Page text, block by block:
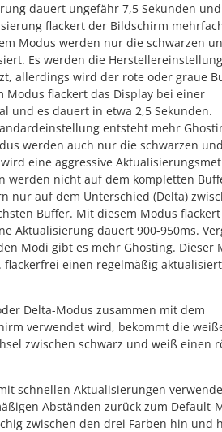
dauert ungefähr 7,5 Sekunden und
flackert der Bildschirm
Modus werden nur die schwarzen
Es werden die
allerdings wird der rote oder graue
Modus flackert das Display bei einer
und es dauert in etwa 2,5 Sekunden.
entsteht mehr
werden auch nur die schwarzen
eine aggressive
werden nicht auf dem kompletten
nur auf dem Unterschied (Delta)
Buffer. Mit diesem Modus
Aktualisierung dauert 900-950ms.
Modi gibt es mehr Ghosting. Dieser
flackerfrei einen regelmäßig
Delta-Modus zusammen mit dem
verwendet wird, bekommt die
zwischen schwarz und weiß einen
schnellen Aktualisierungen
Abständen zurück zum Default-
zwischen den drei Farben hin und